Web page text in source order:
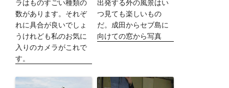
ラはものすごい種類の
数があります。それぞ
れに具合が良いでしょ
うけれども私のお気に
入りのカメラがこれで
す。
出発する外の風景はい
つ見ても楽しいもの
だ。成田からセブ島に
向けての窓から写真